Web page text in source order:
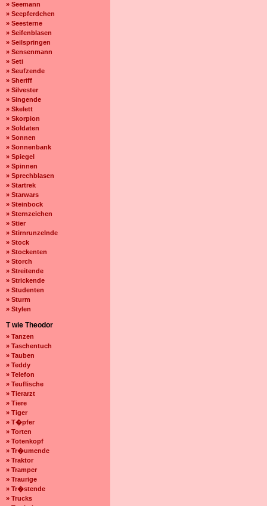
» Seemann
» Seepferdchen
» Seesterne
» Seifenblasen
» Seilspringen
» Sensenmann
» Seti
» Seufzende
» Sheriff
» Silvester
» Singende
» Skelett
» Skorpion
» Soldaten
» Sonnen
» Sonnenbank
» Spiegel
» Spinnen
» Sprechblasen
» Startrek
» Starwars
» Steinbock
» Sternzeichen
» Stier
» Stirnrunzelnde
» Stock
» Stockenten
» Storch
» Streitende
» Strickende
» Studenten
» Sturm
» Stylen
T wie Theodor
» Tanzen
» Taschentuch
» Tauben
» Teddy
» Telefon
» Teuflische
» Tierarzt
» Tiere
» Tiger
» T�pfer
» Torten
» Totenkopf
» Tr�umende
» Traktor
» Tramper
» Traurige
» Tr�stende
» Trucks